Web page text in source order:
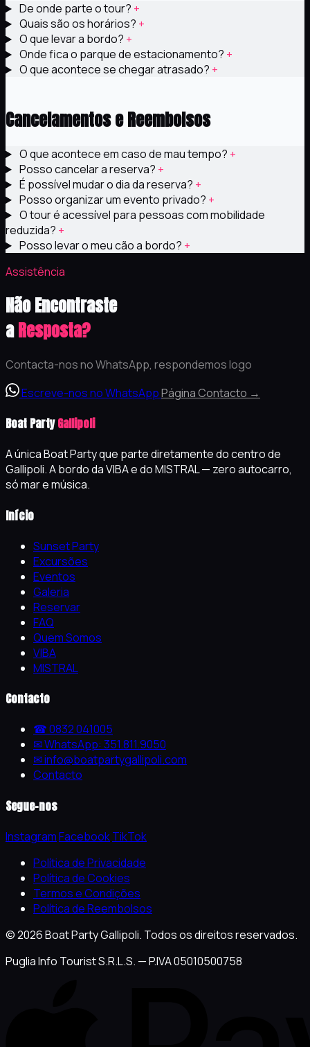
De onde parte o tour? +
Quais são os horários? +
O que levar a bordo? +
Onde fica o parque de estacionamento? +
O que acontece se chegar atrasado? +
Cancelamentos e Reembolsos
O que acontece em caso de mau tempo? +
Posso cancelar a reserva? +
É possível mudar o dia da reserva? +
Posso organizar um evento privado? +
O tour é acessível para pessoas com mobilidade
reduzida? +
Posso levar o meu cão a bordo? +
Assistência
Não Encontraste
aResposta?
Contacta-nos no WhatsApp, respondemos logo
Escreve-nos no WhatsAppPágina Contacto →
Boat PartyGallipoli
A única Boat Party que parte diretamente do centro de
Gallipoli. A bordo da VIBA e do MISTRAL — zero autocarro,
só mar e música.
Início
Sunset Party
Excursões
Eventos
Galeria
Reservar
FAQ
Quem Somos
VIBA
MISTRAL
Contacto
☎ 0832 041005
✉ WhatsApp: 351.811.9050
✉ info@boatpartygallipoli.com
Contacto
Segue-nos
InstagramFacebookTikTok
Política de Privacidade
Política de Cookies
Termos e Condições
Política de Reembolsos
© 2026 Boat Party Gallipoli. Todos os direitos reservados.
Puglia Info Tourist S.R.L.S. — P.IVA 05010500758